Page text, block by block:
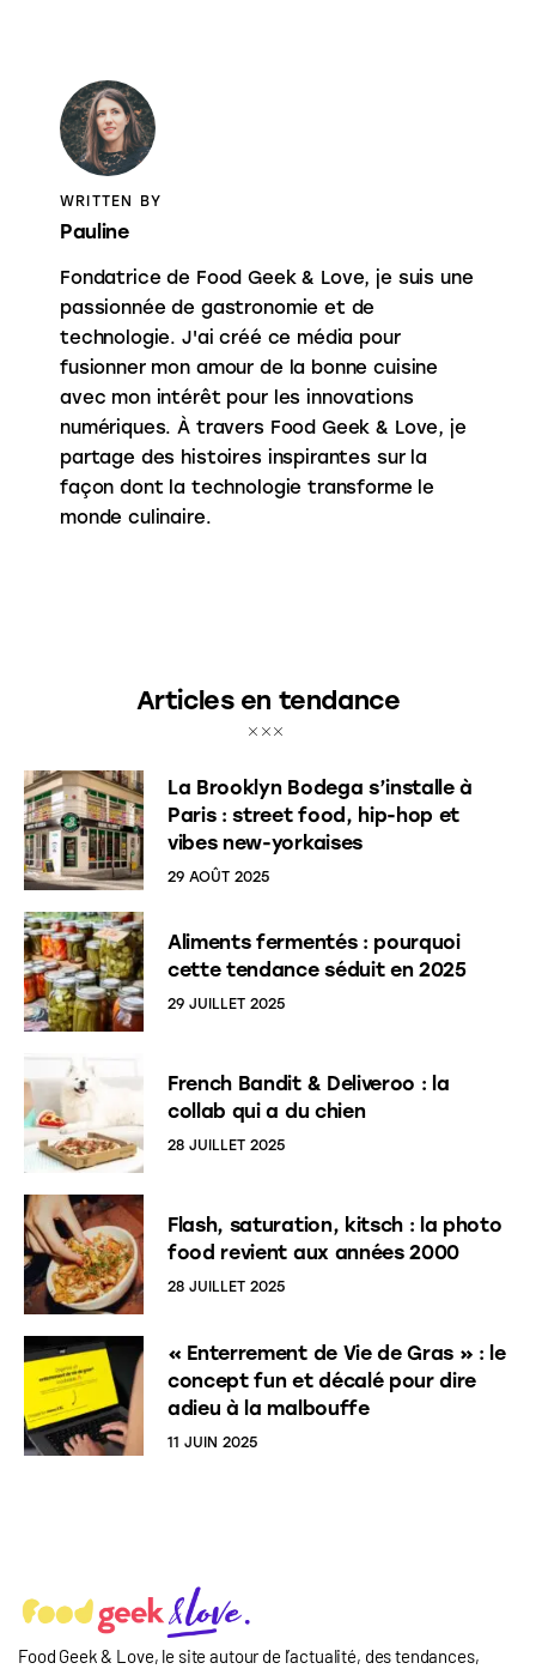
WRITTEN BY
Pauline
Fondatrice de Food Geek & Love, je suis une
passionnée de gastronomie et de
technologie. J'ai créé ce média pour
fusionner mon amour de la bonne cuisine
avec mon intérêt pour les innovations
numériques. À travers Food Geek & Love, je
partage des histoires inspirantes sur la
façon dont la technologie transforme le
monde culinaire.
Articles en tendance
La Brooklyn Bodega s’installe à
Paris : street food, hip-hop et
vibes new-yorkaises
29 AOÛT 2025
Aliments fermentés : pourquoi
cette tendance séduit en 2025
29 JUILLET 2025
French Bandit & Deliveroo : la
collab qui a du chien
28 JUILLET 2025
Flash, saturation, kitsch : la photo
food revient aux années 2000
28 JUILLET 2025
« Enterrement de Vie de Gras » : le
concept fun et décalé pour dire
adieu à la malbouffe
11 JUIN 2025
Food Geek & Love, le site autour de l’actualité, des tendances,